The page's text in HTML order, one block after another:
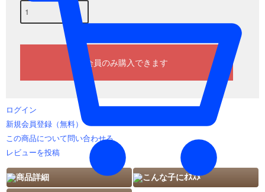
ログイン
新規会員登録（無料）
この商品について問い合わせる
レビューを投稿
商品詳細 こんな子にｵｽｽﾒ